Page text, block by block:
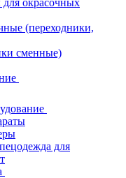
(переходники,
сменные)
для